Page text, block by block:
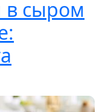
в сыром